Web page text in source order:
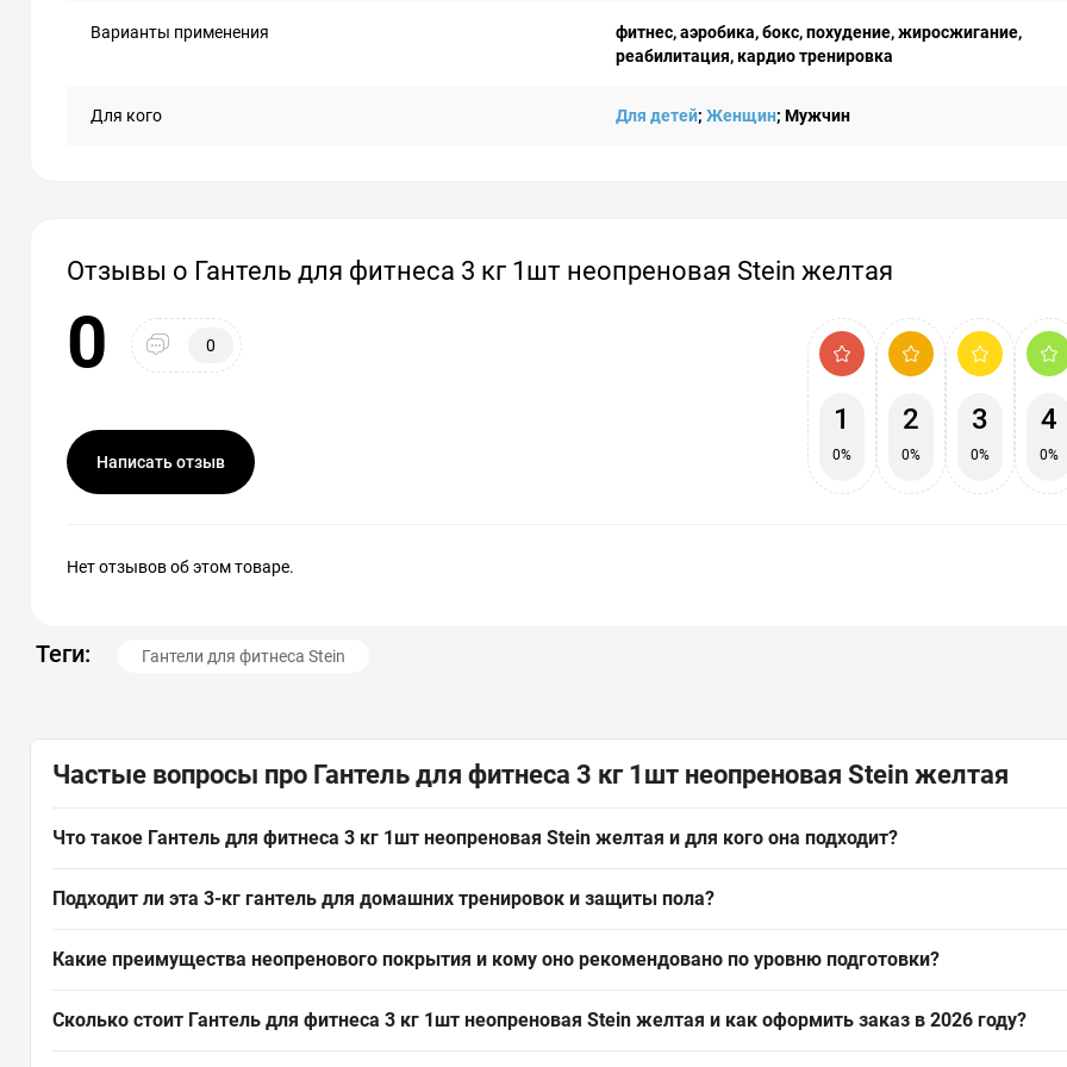
Варианты применения
фитнес, аэробика, бокс, похудение, жиросжигание,
реабилитация, кардио тренировка
Для кого Для детей; Женщин; Мужчин
Отзывы о Гантель для фитнеса 3 кг 1шт неопреновая Stein желтая
0 0
Написать отзыв
1
0%
2
0%
3
0%
4
0%
Нет отзывов об этом товаре.
Теги: Гантели для фитнеса Stein
Частые вопросы про Гантель для фитнеса 3 кг 1шт неопреновая Stein желтая
Что такое Гантель для фитнеса 3 кг 1шт неопреновая Stein желтая и для кого она подходит?
для женщин, подростков и детей, также используется мужчинами для «боя с тенью» и домашних тренировок.
Подходит ли эта 3-кг гантель для домашних тренировок и защиты пола?
металл от коррозии, актуально для неотапливаемых помещений.
Какие преимущества неопренового покрытия и кому оно рекомендовано по уровню подготовки?
подходит для аэробики, кардио, реабилитации и жиросжигающих программ.
Сколько стоит Гантель для фитнеса 3 кг 1шт неопреновая Stein желтая и как оформить заказ в 2026 году?